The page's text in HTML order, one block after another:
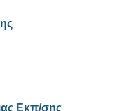
Εκπ/σης